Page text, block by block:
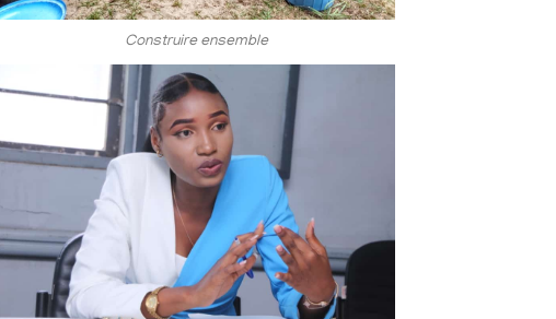
Construire ensemble